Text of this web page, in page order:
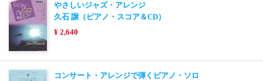
やさしいジャズ・アレンジ
久石 譲（ピアノ・スコア＆CD）
¥ 2,640
コンサート・アレンジで弾くピアノ・ソロ